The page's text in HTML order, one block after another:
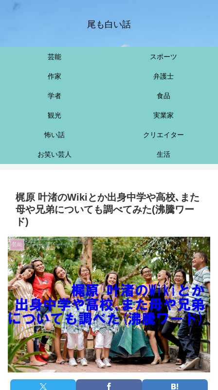
尾も白い話
芸能 スポーツ
作家 弁護士
学者 食品
観光 実業家
怖い話 クリエイター
お笑い芸人 生活
梶原 叶渚のWikiとか出身中学や高校､また
母や兄弟についても調べてみた(沸騰ワー
ド)
芸能